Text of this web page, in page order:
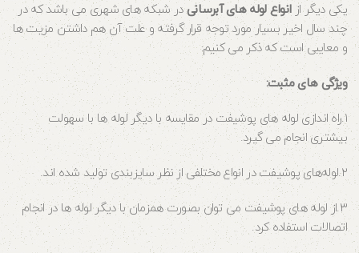
یکی دیگر ازانواع لوله‌ های آبرسانیدر شبکه‌ های شهری می‌ باشد که در
چند سال اخیر بسیار مورد توجه قرار گرفته و علت آن هم داشتن مزیت‌ ها
و معایبی است که ذکر می‌ کنیم:
ویژگی‌ های مثبت:
۱.راه اندازی لوله‌ های پوشیفت در مقایسه با دیگر لوله‌ ها با سهولت
بیشتری انجام می‌ گیرد.
۲.لوله‌های پوشیفت در انواع مختلفی از نظر سایزبندی تولید شده‌ اند.
۳.از لوله‌ های پوشیفت می‌ توان بصورت همزمان با دیگر لوله‌ ها در انجام
اتصالات استفاده کرد.